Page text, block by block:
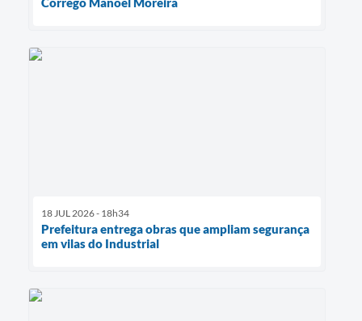
18 JUL 2026 - 18h34
Prefeitura entrega obras que ampliam segurança
em vilas do Industrial